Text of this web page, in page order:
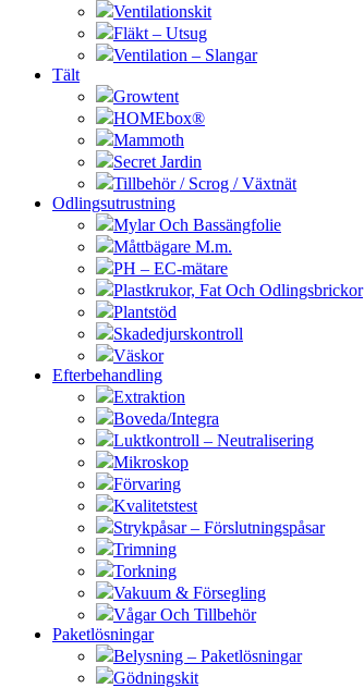
Ventilationskit
Fläkt – Utsug
Ventilation – Slangar
Tält
Growtent
HOMEbox®
Mammoth
Secret Jardin
Tillbehör / Scrog / Växtnät
Odlingsutrustning
Mylar Och Bassängfolie
Måttbägare M.m.
PH – EC-mätare
Plastkrukor, Fat Och Odlingsbrickor
Plantstöd
Skadedjurskontroll
Väskor
Efterbehandling
Extraktion
Boveda/Integra
Luktkontroll – Neutralisering
Mikroskop
Förvaring
Kvalitetstest
Strykpåsar – Förslutningspåsar
Trimning
Torkning
Vakuum & Försegling
Vågar Och Tillbehör
Paketlösningar
Belysning – Paketlösningar
Gödningskit